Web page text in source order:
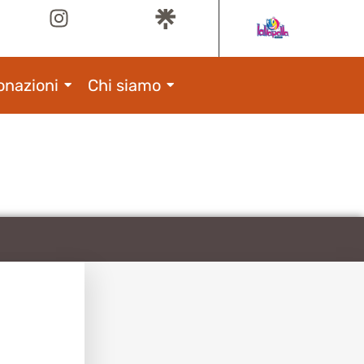
Chi siamo